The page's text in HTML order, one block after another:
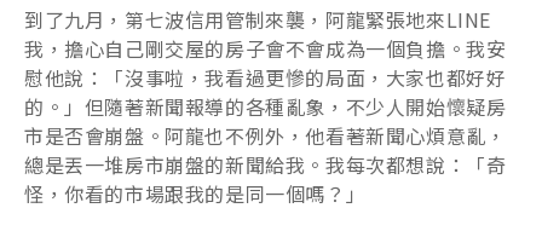
到了九月，第七波信用管制來襲，阿龍緊張地來LINE
我，擔心自己剛交屋的房子會不會成為一個負擔。我安
慰他說：「沒事啦，我看過更慘的局面，大家也都好好
的。」但隨著新聞報導的各種亂象，不少人開始懷疑房
市是否會崩盤。阿龍也不例外，他看著新聞心煩意亂，
總是丟一堆房市崩盤的新聞給我。我每次都想說：「奇
怪，你看的市場跟我的是同一個嗎？」